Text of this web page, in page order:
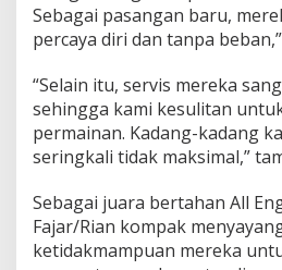
Sebagai pasangan baru,
percaya diri dan tanpa
“Selain itu, servis mereka
sehingga kami kesulitan
permainan. Kadang-kadang
seringkali tidak maksimal,”
Sebagai juara bertahan All
Fajar/Rian kompak
ketidakmampuan mereka